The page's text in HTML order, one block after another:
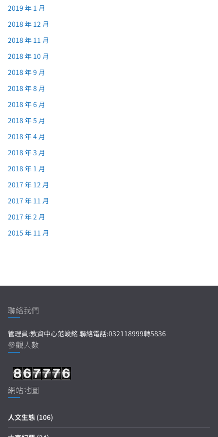
2019 年 1 月
2018 年 12 月
2018 年 11 月
2018 年 10 月
2018 年 9 月
2018 年 8 月
2018 年 6 月
2018 年 5 月
2018 年 4 月
2018 年 3 月
2018 年 1 月
2017 年 12 月
2017 年 11 月
2017 年 2 月
2015 年 11 月
聯絡我們
管理員:教資中心范峻銘 聯絡電話:032118999轉5836
參觀人數
網站地圖
人文生態 (106)